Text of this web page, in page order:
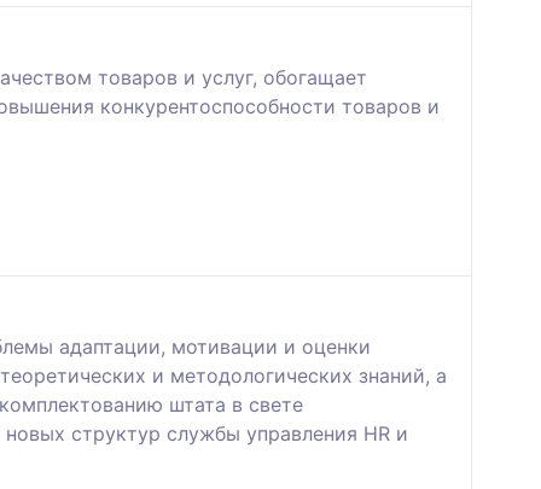
товаров и услуг, обогащает
конкурентоспособности товаров и
адаптации, мотивации и оценки
и методологических знаний, а
штата в свете
структур службы управления HR и